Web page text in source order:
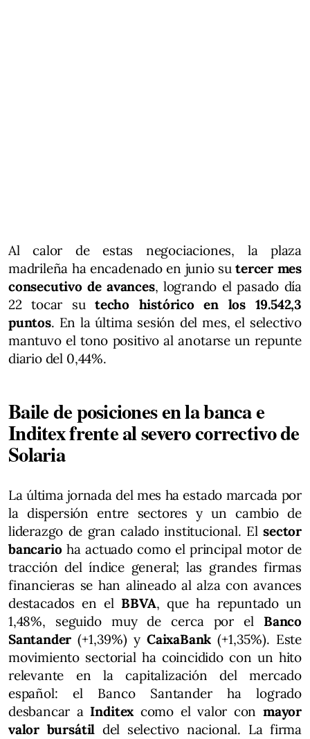
Al calor de estas negociaciones, la plaza
madrileña ha encadenado en junio sutercer mes
consecutivo de avances, logrando el pasado día
22 tocar sutecho histórico en los 19.542,3
puntos. En la última sesión del mes, el selectivo
mantuvo el tono positivo al anotarse un repunte
diario del 0,44%.
Baile de posiciones en la banca e
Inditex frente al severo correctivo de
Solaria
La última jornada del mes ha estado marcada por
la dispersión entre sectores y un cambio de
liderazgo de gran calado institucional. Elsector
bancarioha actuado como el principal motor de
tracción del índice general; las grandes firmas
financieras se han alineado al alza con avances
destacados en el BBVA, que ha repuntado un
1,48%, seguido muy de cerca por el Banco
Santander(+1,39%) y CaixaBank (+1,35%). Este
movimiento sectorial ha coincidido con un hito
relevante en la capitalización del mercado
español: el Banco Santander ha logrado
desbancar a Inditex como el valor con mayor
valor bursátil del selectivo nacional. La firma